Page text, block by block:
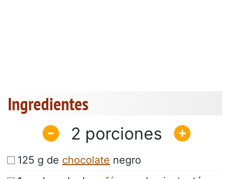
Ingredientes
2
125 g de chocolate negro